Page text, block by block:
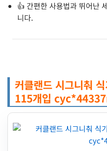
👍 간편한 사용법과 뛰어난
니다.
커클랜드 시그니춰
115개입